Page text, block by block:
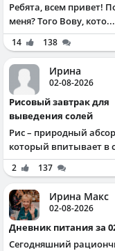
Ребята, всем привет!
меня? Того Вову, кото...
14 138
Ирина
02-08-2026
Рисовый завтрак для
выведения солей
Рис – природный
который впитывает в
2 137
Ирина Макс
02-08-2026
Дневник питания за
Сегодняшний